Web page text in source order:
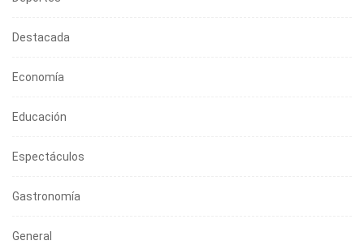
Destacada
Economía
Educación
Espectáculos
Gastronomía
General